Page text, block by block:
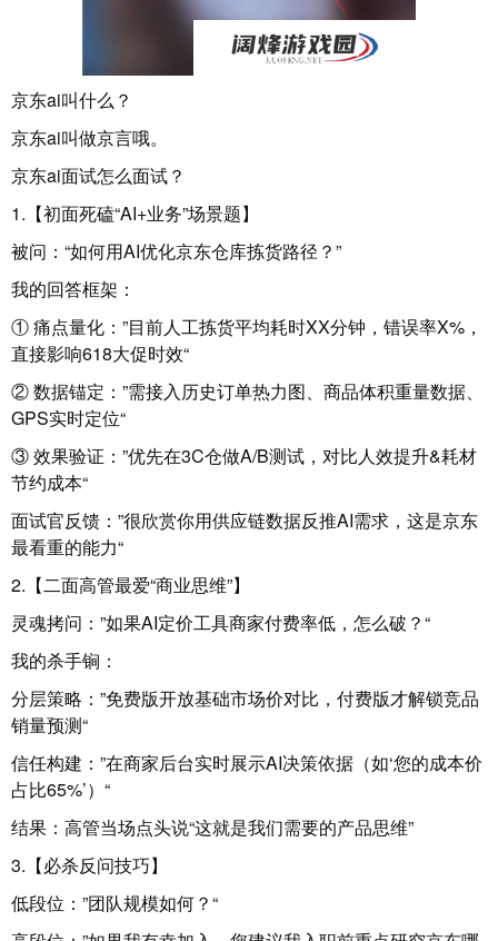
京东ai叫什么？
京东ai叫做京言哦。
京东ai面试怎么面试？
1.【初面死磕“AI+业务”场景题】
被问：“如何用AI优化京东仓库拣货路径？”
我的回答框架：
① 痛点量化：”目前人工拣货平均耗时XX分钟，错误率X%，
直接影响618大促时效“
② 数据锚定：”需接入历史订单热力图、商品体积重量数据、
GPS实时定位“
③ 效果验证：”优先在3C仓做A/B测试，对比人效提升&耗材
节约成本“
面试官反馈：”很欣赏你用供应链数据反推AI需求，这是京东
最看重的能力“
2.【二面高管最爱“商业思维”】
灵魂拷问：”如果AI定价工具商家付费率低，怎么破？“
我的杀手锏：
分层策略：”免费版开放基础市场价对比，付费版才解锁竞品
销量预测“
信任构建：”在商家后台实时展示AI决策依据（如‘您的成本价
占比65%’）“
结果：高管当场点头说“这就是我们需要的产品思维”
3.【必杀反问技巧】
低段位：”团队规模如何？“